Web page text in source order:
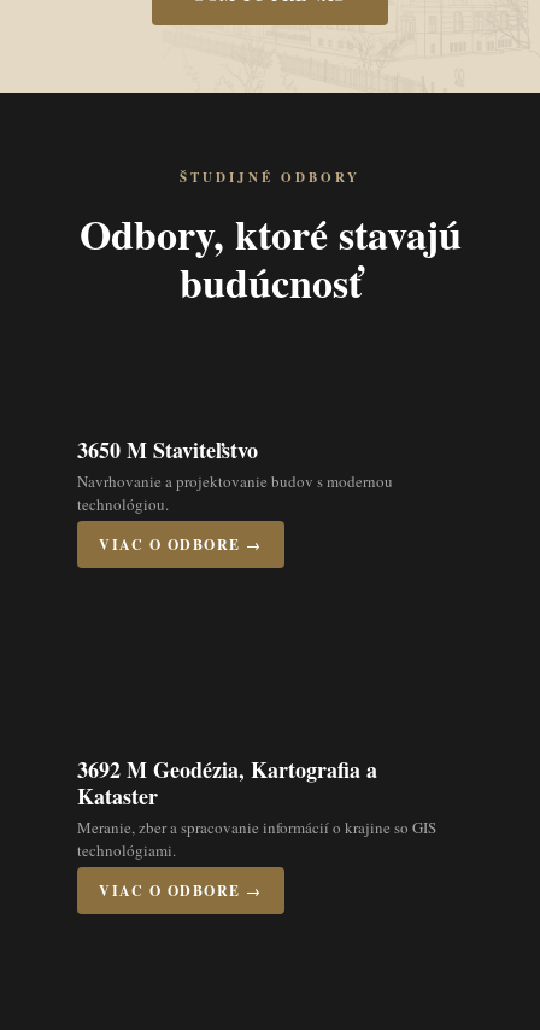
ŠTUDIJNÉ ODBORY
Odbory, ktoré stavajú
budúcnosť
3650 M Staviteľstvo
Navrhovanie a projektovanie budov s modernou
technológiou.
VIAC O ODBORE →
3692 M Geodézia, Kartografia a
Kataster
Meranie, zber a spracovanie informácií o krajine so GIS
technológiami.
VIAC O ODBORE →